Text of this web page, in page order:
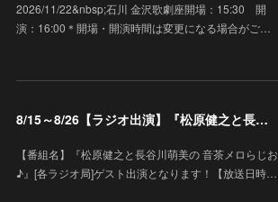
2026/11/22&nbsp;石川 金沢歌劇座開場：15:30 開
演：16:00＊開場・開演時間は変更になる場合がご…
8/15～8/26【ラジオ出演】『松原健之と長谷川萌美の 音茶メロらじお♪』
【番組名】『松原健之と長谷川萌美の 音茶メロらじお
♪』[各ラジオ局]ゲスト出演となります！【放送日時…